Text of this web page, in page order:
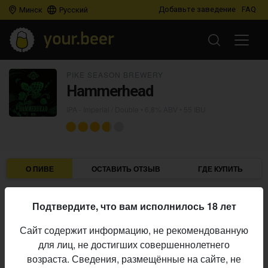
Минск Русский Добавьте заведение FAQ
Hammerhead
О ПИВЕ ОСТАВИТЬ ОТЗЫВ ГДЕ КУПИТЬ
Пивоварня:
Алкоголь:
6,8%
Горечь:
55 IBU
Начало
Подтвердите, что вам исполнилось 18 лет
Сайт содержит информацию, не рекомендованную
для лиц, не достигших совершеннолетнего
возраста. Сведения, размещённые на сайте, не